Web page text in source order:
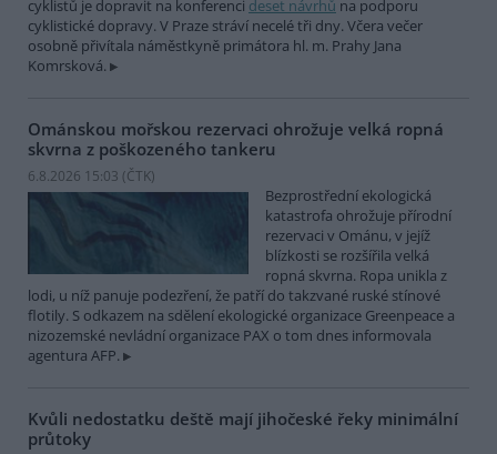
cyklistů je dopravit na konferenci deset návrhů na podporu
cyklistické dopravy. V Praze stráví necelé tři dny. Včera večer
osobně přivítala náměstkyně primátora hl. m. Prahy Jana
Komrsková.
Ománskou mořskou rezervaci ohrožuje velká ropná
skvrna z poškozeného tankeru
6.8.2026 15:03 (ČTK)
Bezprostřední ekologická
katastrofa ohrožuje přírodní
rezervaci v Ománu, v jejíž
blízkosti se rozšířila velká
ropná skvrna. Ropa unikla z
lodi, u níž panuje podezření, že patří do takzvané ruské stínové
flotily. S odkazem na sdělení ekologické organizace Greenpeace a
nizozemské nevládní organizace PAX o tom dnes informovala
agentura AFP.
Kvůli nedostatku deště mají jihočeské řeky minimální
průtoky